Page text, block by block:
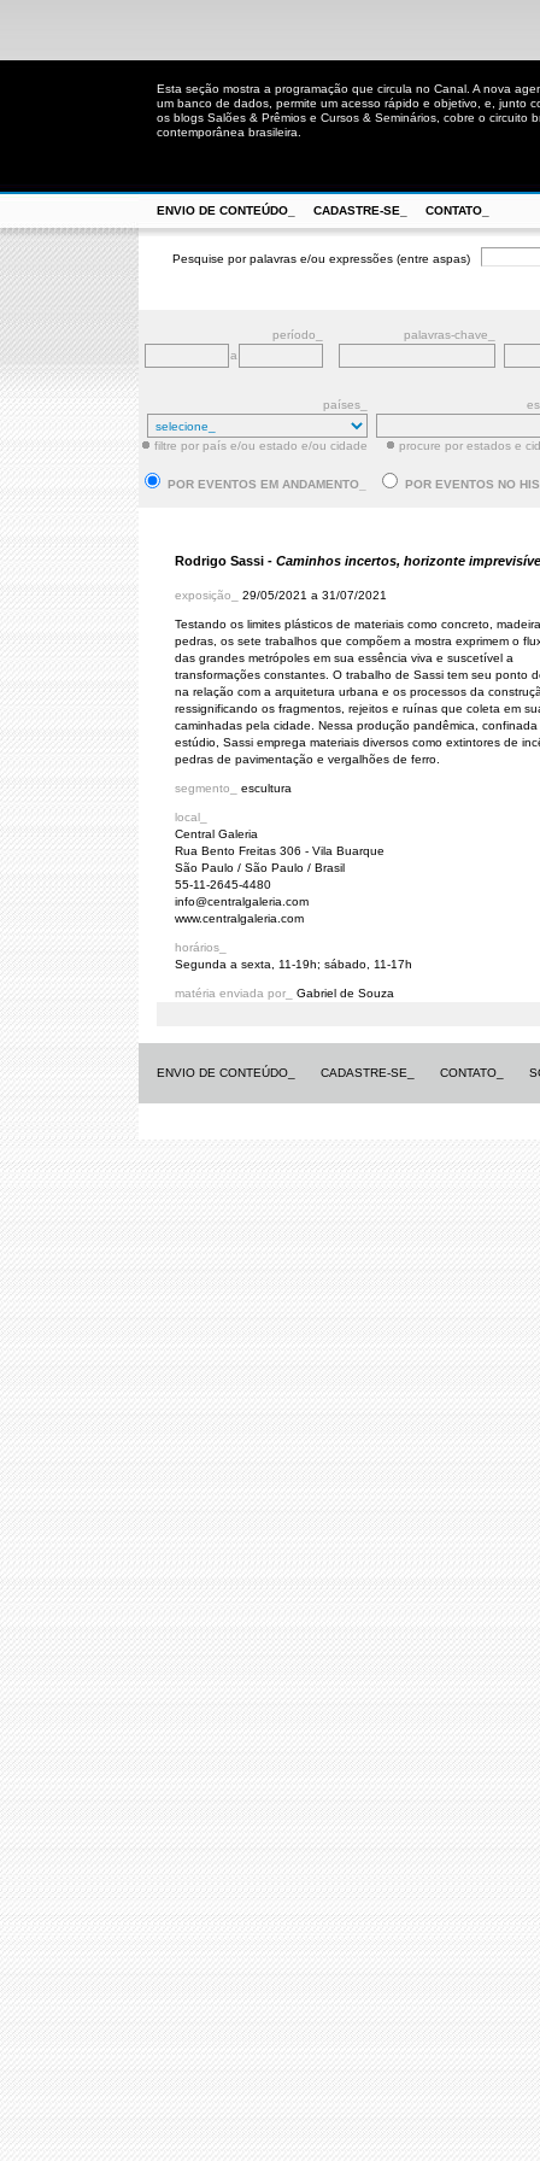
Esta seção mostra a programação que circula no Canal. A nova
um banco de dados, permite um acesso rápido e objetivo, e, junto
os blogs Salões & Prêmios e Cursos & Seminários, cobre o circuito
contemporânea brasileira.
ENVIO DE CONTEÚDO_ CADASTRE-SE_ CONTATO_
Pesquise por palavras e/ou expressões (entre aspas)
período_
palavras-chave_
a
países_
filtre por país e/ou estado e/ou cidade procure por estados e
POR EVENTOS EM ANDAMENTO_ POR EVENTOS NO
Rodrigo Sassi - Caminhos incertos, horizonte
exposição_ 29/05/2021 a 31/07/2021
Testando os limites plásticos de materiais como concreto,
pedras, os sete trabalhos que compõem a mostra exprimem o
das grandes metrópoles em sua essência viva e suscetível a
transformações constantes. O trabalho de Sassi tem seu ponto
na relação com a arquitetura urbana e os processos da
ressignificando os fragmentos, rejeitos e ruínas que coleta em
caminhadas pela cidade. Nessa produção pandêmica, confinada
estúdio, Sassi emprega materiais diversos como extintores de
pedras de pavimentação e vergalhões de ferro.
segmento_ escultura
local_
Central Galeria
Rua Bento Freitas 306 - Vila Buarque
São Paulo / São Paulo / Brasil
55-11-2645-4480
info@centralgaleria.com
www.centralgaleria.com
horários_
Segunda a sexta, 11-19h; sábado, 11-17h
matéria enviada por_ Gabriel de Souza
ENVIO DE CONTEÚDO_ CADASTRE-SE_ CONTATO_